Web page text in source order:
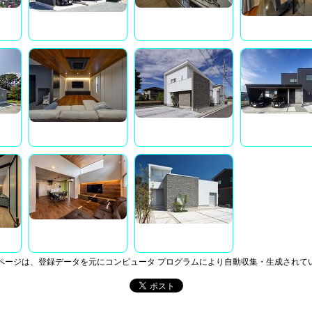
ジは、登録データを元にコンピュータ プログラムにより自動収集・生成されて